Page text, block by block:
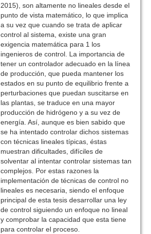
2015), son altamente no lineales desde el
punto de vista matemático, lo que implica
a su vez que cuando se trata de aplicar
control al sistema, existe una gran
exigencia matemática para 1 los
ingenieros de control. La importancia de
tener un controlador adecuado en la línea
de producción, que pueda mantener los
estados en su punto de equilibrio frente a
perturbaciones que puedan suscitarse en
las plantas, se traduce en una mayor
producción de hidrógeno y a su vez de
energía. Así, aunque es bien sabido que
se ha intentado controlar dichos sistemas
con técnicas lineales típicas, éstas
muestran dificultades, difíciles de
solventar al intentar controlar sistemas tan
complejos. Por estas razones la
implementación de técnicas de control no
lineales es necesaria, siendo el enfoque
principal de esta tesis desarrollar una ley
de control siguiendo un enfoque no lineal
y comprobar la capacidad que esta tiene
para controlar el proceso.